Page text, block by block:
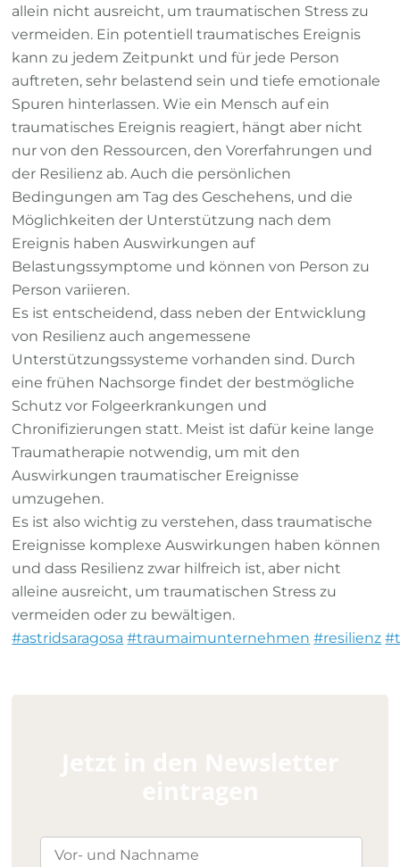
allein nicht ausreicht, um traumatischen Stress zu
vermeiden. Ein potentiell traumatisches Ereignis
kann zu jedem Zeitpunkt und für jede Person
auftreten, sehr belastend sein und tiefe emotionale
Spuren hinterlassen. Wie ein Mensch auf ein
traumatisches Ereignis reagiert, hängt aber nicht
nur von den Ressourcen, den Vorerfahrungen und
der Resilienz ab. Auch die persönlichen
Bedingungen am Tag des Geschehens, und die
Möglichkeiten der Unterstützung nach dem
Ereignis haben Auswirkungen auf
Belastungssymptome und können von Person zu
Person variieren.
Es ist entscheidend, dass neben der Entwicklung
von Resilienz auch angemessene
Unterstützungssysteme vorhanden sind. Durch
eine frühen Nachsorge findet der bestmögliche
Schutz vor Folgeerkrankungen und
Chronifizierungen statt. Meist ist dafür keine lange
Traumatherapie notwendig, um mit den
Auswirkungen traumatischer Ereignisse
umzugehen.
Es ist also wichtig zu verstehen, dass traumatische
Ereignisse komplexe Auswirkungen haben können
und dass Resilienz zwar hilfreich ist, aber nicht
alleine ausreicht, um traumatischen Stress zu
vermeiden oder zu bewältigen.
#astridsaragosa #traumaimunternehmen #resilienz